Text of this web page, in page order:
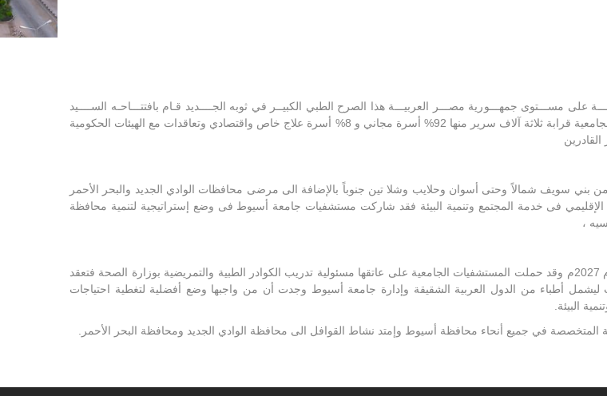
مســـتوى جمهـــورية مصـــر العربيـــة هذا الصرح الطبي الكبيــر في ثوبه الجــــديد قـام بافتتـــاحـه الســــيد
الرئيـس/ محمد حسني مبارك عام1987 م حيث بلغ عدد الأسرة الإجمالية للمستشفيات الجامعية قرابة ثلاثة آلاف سرير منها 92% أسرة مجاني و 8% أسرة علاج خاص واقتصادي وتعاقدات مع الهيئات الحكومية
سويف شمالاً وحتى أسوان وحلايب وشلا تين جنوباً بالإضافة الى مرضى محافظات الوادي الجديد والبحر الأحمر
الإقليمي فى خدمة المجتمع وتنمية البيئة فقد شاركت مستشفيات جامعة أسيوط فى وضع إستراتيجية لتنمية محافظة
كما قامت بوضع خطة تنموية لمحافظة الوادي الجديد فى مجال الشئون الصحية حتى عام 2027م وقد حملت المستشفيات الجامعية على عاتقها مسئولية تدريب الكوادر الطبية والتمريضية بوزارة الصحة فتعقد
ليشمل أطباء من الدول العربية الشقيقة وإدارة جامعة أسيوط وجدت أن من واجبها وضع أفضلية لتغطية احتياجات
البيئة.
في جميع أنحاء محافظة أسيوط وإمتد نشاط القوافل الى محافظة الوادي الجديد ومحافظة البحر الأحمر.